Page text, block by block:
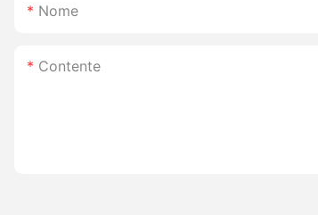
Nome
Contente